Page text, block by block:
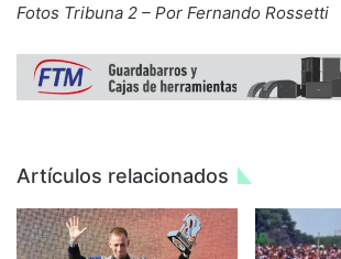
Fotos Tribuna 2 – Por Fernando Rossetti
Artículos relacionados